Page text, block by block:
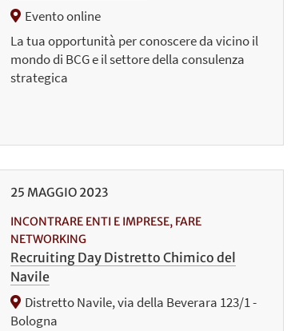
Evento online
La tua opportunità per conoscere da vicino il
mondo di BCG e il settore della consulenza
strategica
25 MAGGIO 2023
INCONTRARE ENTI E IMPRESE, FARE
NETWORKING
Recruiting Day Distretto Chimico del
Navile
Distretto Navile, via della Beverara 123/1 -
Bologna